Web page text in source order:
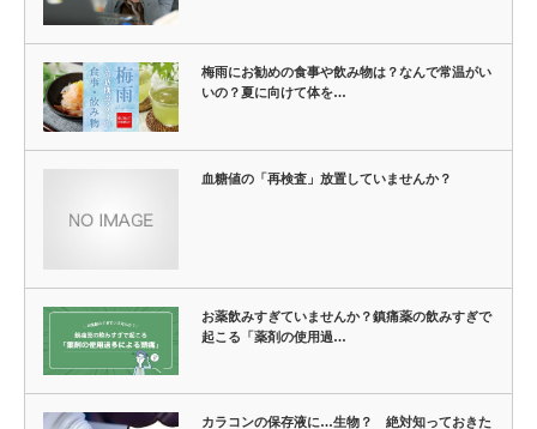
梅雨にお勧めの食事や飲み物は？なんで常温がい
いの？夏に向けて体を…
血糖値の「再検査」放置していませんか？
お薬飲みすぎていませんか？鎮痛薬の飲みすぎで
起こる「薬剤の使用過…
カラコンの保存液に…生物？ 絶対知っておきた